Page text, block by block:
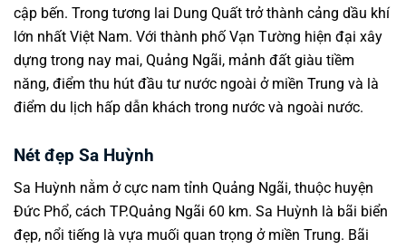
cập bến. Trong tương lai Dung Quất trở thành cảng dầu khí
lớn nhất Việt Nam. Với thành phố Vạn Tường hiện đại xây
dựng trong nay mai, Quảng Ngãi, mảnh đất giàu tiềm
năng, điểm thu hút đầu tư nước ngoài ở miền Trung và là
điểm du lịch hấp dẫn khách trong nước và ngoài nước.
Nét đẹp Sa Huỳnh
Sa Huỳnh nằm ở cực nam tỉnh Quảng Ngãi, thuộc huyện
Đức Phổ, cách TP.Quảng Ngãi 60 km. Sa Huỳnh là bãi biển
đẹp, nổi tiếng là vựa muối quan trọng ở miền Trung. Bãi